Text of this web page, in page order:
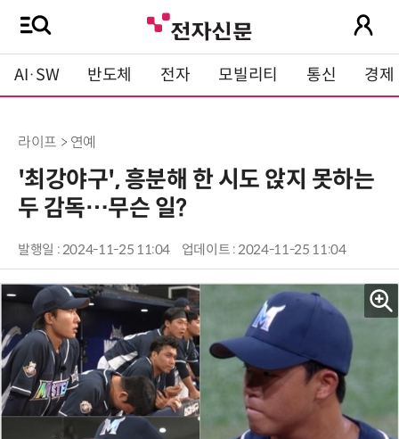
AI·SW 반도체 전자 모빌리티 통신 경제
라이프 > 연예
'최강야구', 흥분해 한 시도 앉지 못하는
두 감독…무슨 일?
발행일 : 2024-11-25 11:04 업데이트 : 2024-11-25 11:04